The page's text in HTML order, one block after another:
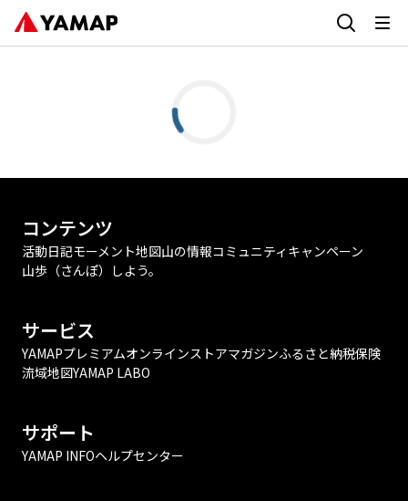
コンテンツ
活動日記モーメント地図山の情報コミュニティ キャンペーン
山歩（さんぽ）しよう。
サービス
YAMAPプレミアムオンラインストアマガジンふるさと納税保険
流域地図YAMAP LABO
サポート
YAMAP INFOヘルプセンター